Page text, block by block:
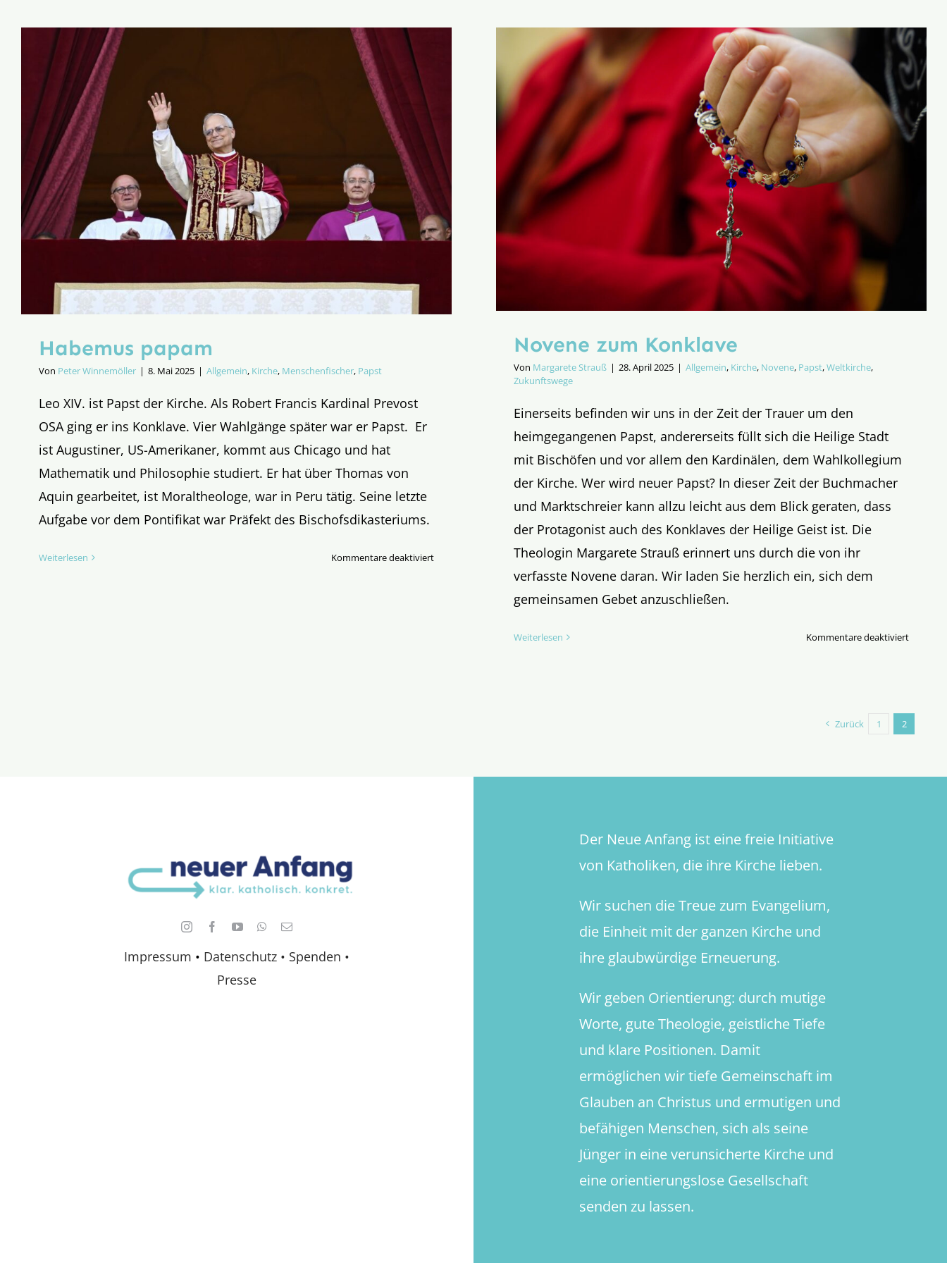
Habemus papam
Von Peter Winnemöller | 8. Mai 2025 | Allgemein, Kirche, Menschenfischer, Papst
Leo XIV. ist Papst der Kirche. Als Robert Francis Kardinal Prevost
OSA ging er ins Konklave. Vier Wahlgänge später war er Papst. Er
ist Augustiner, US-Amerikaner, kommt aus Chicago und hat
Mathematik und Philosophie studiert. Er hat über Thomas von
Aquin gearbeitet, ist Moraltheologe, war in Peru tätig. Seine letzte
Aufgabe vor dem Pontifikat war Präfekt des Bischofsdikasteriums.
Weiterlesen Kommentare deaktiviertfür
Novene zum Konklave
Von Margarete Strauß | 28. April 2025 | Allgemein, Kirche, Novene, Papst,Weltkirche,
Zukunftswege
Einerseits befinden wir uns in der Zeit der Trauer um den
heimgegangenen Papst, andererseits füllt sich die Heilige Stadt
mit Bischöfen und vor allem den Kardinälen, dem Wahlkollegium
der Kirche. Wer wird neuer Papst? In dieser Zeit der Buchmacher
und Marktschreier kann allzu leicht aus dem Blick geraten, dass
der Protagonist auch des Konklaves der Heilige Geist ist. Die
Theologin Margarete Strauß erinnert uns durch die von ihr
verfasste Novene daran. Wir laden Sie herzlich ein, sich dem
gemeinsamen Gebet anzuschließen.
Weiterlesen Kommentare deaktiviertfür
Zurück 1 2
Impressum • Datenschutz • Spenden •
Presse
Der Neue Anfang ist eine freie Initiative
von Katholiken, die ihre Kirche lieben.
Wir suchen die Treue zum Evangelium,
die Einheit mit der ganzen Kirche und
ihre glaubwürdige Erneuerung.
Wir geben Orientierung: durch mutige
Worte, gute Theologie, geistliche Tiefe
und klare Positionen. Damit
ermöglichen wir tiefe Gemeinschaft im
Glauben an Christus und ermutigen und
befähigen Menschen, sich als seine
Jünger in eine verunsicherte Kirche und
eine orientierungslose Gesellschaft
senden zu lassen.